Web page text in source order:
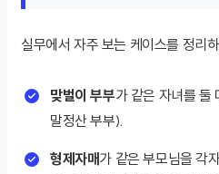
실무에서 자주 보는 케이스를 정리
맞벌이 부부가 같은 자녀를 둘
말정산 부부).
형제자매가 같은 부모님을 각